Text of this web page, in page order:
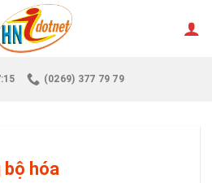
(0269) 377 79 79
bộ hóa